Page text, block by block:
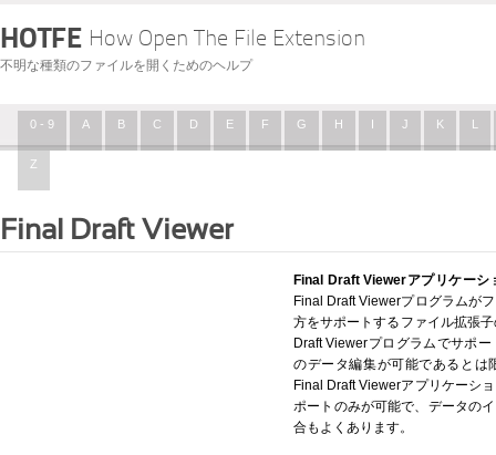
HOTFE How Open The File Extension
不明な種類のファイルを開くためのヘルプ
0 - 9 A B C D E F G H I J K L
Z
Final Draft Viewer
Final Draft Viewerアプリケーシ
Final Draft Viewerプログラムが
方をサポートするファイル拡張
Draft Viewerプログラムでサポ
のデータ編集が可能であるとは
Final Draft Viewerアプリケーシ
ポートのみが可能で、データの
合もよくあります。